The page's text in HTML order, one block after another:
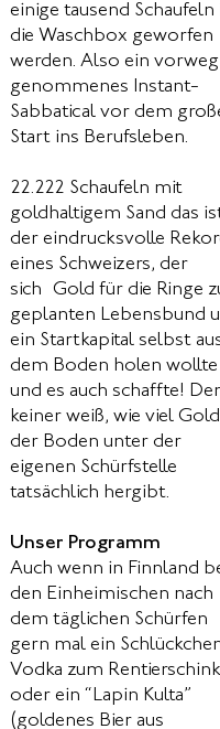
einige tausend Schaufeln
die Waschbox geworfen
werden. Also ein vorweg
genommenes Instant-
Sabbatical vor dem
Start ins Berufsleben.
22.222 Schaufeln mit
goldhaltigem Sand das
der eindrucksvolle
eines Schweizers, der
sich Gold für die Ringe
geplanten Lebensbund
ein Startkapital selbst
dem Boden holen wollte
und es auch schaffte!
keiner weiß, wie viel Gold
der Boden unter der
eigenen Schürfstelle
tatsächlich hergibt.
Unser Programm
Auch wenn in Finnland
den Einheimischen nach
dem täglichen Schürfen
gern mal ein
Vodka zum
oder ein “Lapin Kulta”
(goldenes Bier aus